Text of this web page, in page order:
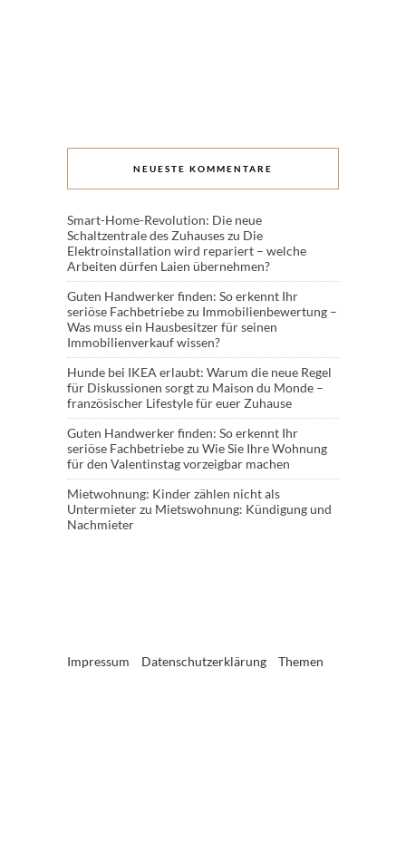
NEUESTE KOMMENTARE
Smart-Home-Revolution: Die neue
Schaltzentrale des Zuhauseszu Die
Elektroinstallation wird repariert – welche
Arbeiten dürfen Laien übernehmen?
Guten Handwerker finden: So erkennt Ihr
seriöse Fachbetriebezu Immobilienbewertung –
Was muss ein Hausbesitzer für seinen
Immobilienverkauf wissen?
Hunde bei IKEA erlaubt: Warum die neue Regel
für Diskussionen sorgtzu Maison du Monde –
französischer Lifestyle für euer Zuhause
Guten Handwerker finden: So erkennt Ihr
seriöse Fachbetriebezu Wie Sie Ihre Wohnung
für den Valentinstag vorzeigbar machen
Mietwohnung: Kinder zählen nicht als
Untermieterzu Mietswohnung: Kündigung und
Nachmieter
Impressum Datenschutzerklärung Themen